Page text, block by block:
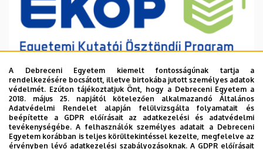
2026. augusztus 6.
Ösztöndíj a tudományos munka
támogatására
A Debreceni Egyetem kiemelt fontosságúnak tartja a
rendelkezésére bocsátott, illetve birtokába jutott személyes adatok
védelmét. Ezúton tájékoztatjuk Önt, hogy a Debreceni Egyetem a
2018. május 25. napjától kötelezően alkalmazandó Általános
Adatvédelmi Rendelet alapján felülvizsgálta folyamatait és
beépítette a GDPR előírásait az adatkezelési és adatvédelmi
tevékenységébe. A felhasználók személyes adatait a Debreceni
Egyetem korábban is teljes körültekintéssel kezelte, megfelelve az
érvényben lévő adatkezelési szabályozásoknak. A GDPR előírásait